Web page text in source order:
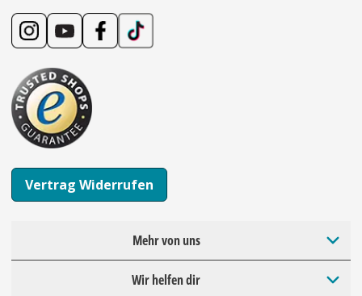
Vertrag Widerrufen
Mehr von uns
Wir helfen dir